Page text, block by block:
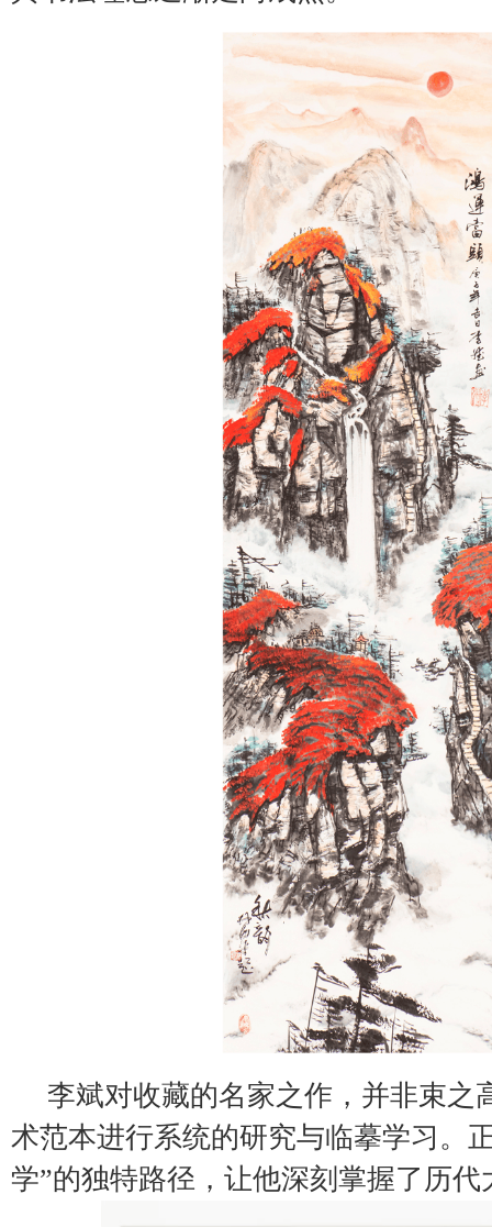
李斌对收藏的名家之作，并非束之
术范本进行系统的研究与临摹学习。
学”的独特路径，让他深刻掌握了历